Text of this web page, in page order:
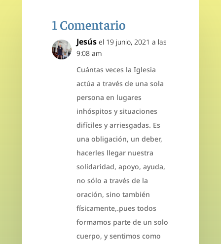
1 Comentario
Jesús el 19 junio, 2021 a las
9:08 am
Cuántas veces la Iglesia
actúa a través de una sola
persona en lugares
inhóspitos y situaciones
difíciles y arriesgadas. Es
una obligación, un deber,
hacerles llegar nuestra
solidaridad, apoyo, ayuda,
no sólo a través de la
oración, sino también
físicamente,.pues todos
formamos parte de un solo
cuerpo, y sentimos como